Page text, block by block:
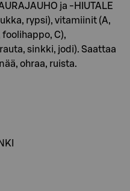
ja -HIUTALE
rypsi), vitamiinit (A,
foolihappo, C),
sinkki, jodi). Saattaa
ohraa, ruista.